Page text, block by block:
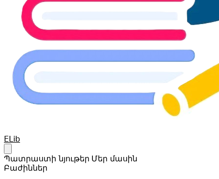
Your Company
ELib
Պատրաստի նյութեր Մեր մասին
Բաժիններ